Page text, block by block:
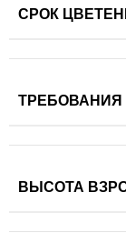
СРОК
ТРЕБОВАНИЯ
ВЫСОТА